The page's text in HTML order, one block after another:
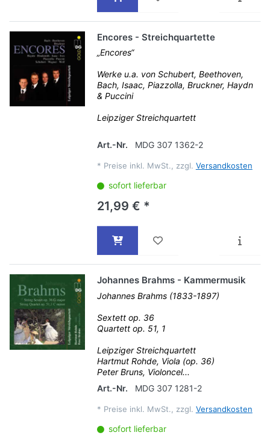
Encores - Streichquartette
„Encores“
Werke u.a. von Schubert, Beethoven,
Bach, Isaac, Piazzolla, Bruckner, Haydn
& Puccini
Leipziger Streichquartett
Art.-Nr. MDG 307 1362-2
* Preise inkl. MwSt., zzgl. Versandkosten
sofort lieferbar
21,99 € *
Johannes Brahms - Kammermusik
Johannes Brahms (1833-1897)
Sextett op. 36
Quartett op. 51, 1
Leipziger Streichquartett
Hartmut Rohde, Viola (op. 36)
Peter Bruns, Violoncel...
Art.-Nr.
MDG 307 1281-2
* Preise inkl. MwSt., zzgl. Versandkosten
sofort lieferbar